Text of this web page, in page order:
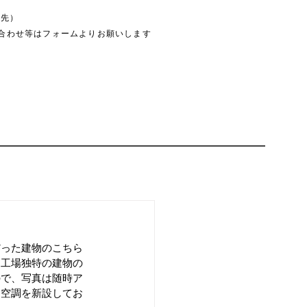
わせ等はフォームよりお願いします
）
た建物のこちら
場独特の建物の
、写真は随時ア
調を新設してお